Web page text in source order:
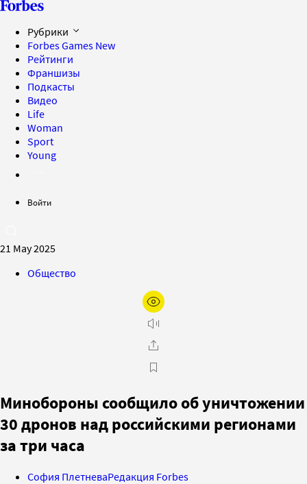
Рубрики
Forbes Games New
Рейтинги
Франшизы
Подкасты
Видео
Life
Woman
Sport
Young
Войти
21 May 2025
Общество
Минобороны сообщило об уничтожении
30 дронов над российскими регионами
за три часа
София ПлетневаРедакция Forbes